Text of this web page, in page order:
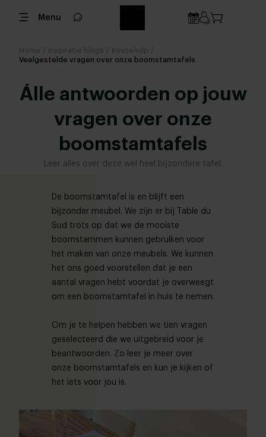
Menu
Veelgestelde vragen over onze boomstamtafels
Álle antwoorden op jouw
vragen over onze
boomstamtafels
Leer alles over deze wel heel bijzondere tafel.
De boomstamtafel is en blijft een
bijzonder meubel. We zijn er bij Table du
Sud trots op dat we de mooiste
boomstammen kunnen gebruiken voor
het maken van onze meubels. We kunnen
het ons goed voorstellen dat je een
aantal vragen hebt voordat je overweegt
om een boomstamtafel in huis te nemen.
Om je te helpen hebben we tien vragen
geselecteerd die we uitgebreid voor je
beantwoorden. Zo leer je meer over
onze boomstamtafels en kun je kijken of
het iets voor jou is.